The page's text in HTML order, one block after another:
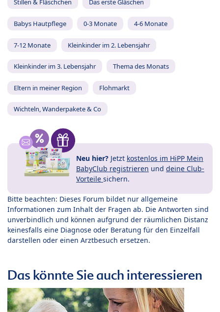
Stillen & Fläschchen Das erste Gläschen
Babys Hautpflege 0-3 Monate 4-6 Monate
7-12 Monate Kleinkinder im 2. Lebensjahr
Kleinkinder im 3. Lebensjahr Thema des Monats
Eltern in meiner Region Flohmarkt
Wichteln, Wanderpakete & Co
Neu hier? Jetzt kostenlos im HiPP Mein
BabyClub registrieren und deine Club-
Vorteile sichern.
Bitte beachten: Dieses Forum bildet nur allgemeine
Informationen zum Inhalt der Fragen ab. Die Antworten sind
unverbindlich und können aufgrund der räumlichen Distanz
keinesfalls eine Diagnose oder Beratung für den Einzelfall
darstellen oder einen Arztbesuch ersetzen.
Das könnte Sie auch interessieren